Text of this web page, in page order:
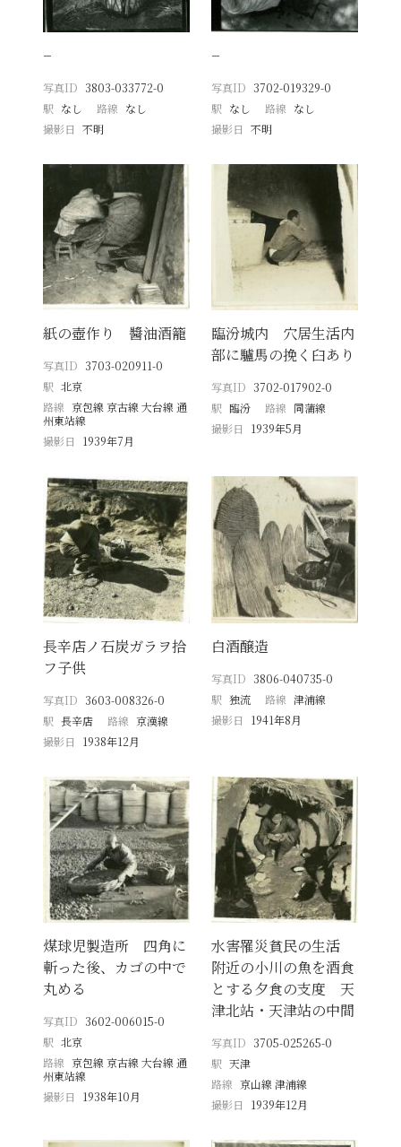
−
写真ID 3803-033772-0
駅 なし 路線 なし
撮影日
不明
−
写真ID 3702-019329-0
駅 なし 路線 なし
撮影日 不明
紙の壺作り 醬油酒籠
写真ID 3703-020911-0
駅 北京
路線 京包線 京古線 大台線 通
州東站線
撮影日
1939年7月
臨汾城内 穴居生活内
部に驢馬の挽く臼あり
写真ID 3702-017902-0
駅 臨汾 路線 同蒲線
撮影日
1939年5月
長辛店ノ石炭ガラヲ拾
フ子供
写真ID 3603-008326-0
駅 長辛店 路線 京漢線
撮影日
1938年12月
白酒醸造
写真ID 3806-040735-0
駅 独流 路線 津浦線
撮影日
1941年8月
煤球児製造所 四角に
斬った後、カゴの中で
丸める
写真ID 3602-006015-0
駅 北京
路線 京包線 京古線 大台線 通
州東站線
撮影日
1938年10月
水害罹災貧民の生活
附近の小川の魚を酒食
とする夕食の支度 天
津北站・天津站の中間
写真ID 3705-025265-0
駅 天津
路線 京山線 津浦線
撮影日
1939年12月